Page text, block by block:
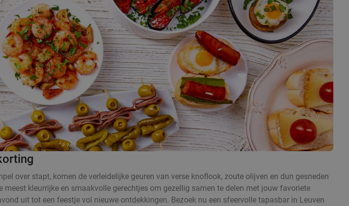
over stapt, komen de verleidelijke geuren van verse knoflook, zoute olijven en dun gesneden
kleurrijke en smaakvolle gerechtjes om gezellig samen te delen met jouw favoriete
uit tot een feestje vol nieuwe ontdekkingen. Bezoek nu een sfeervolle tapasbar in Leuven